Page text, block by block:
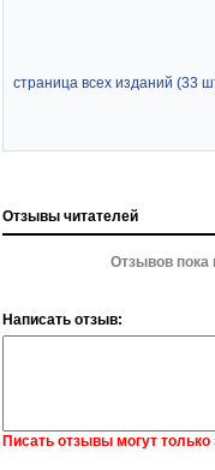
страница всех изданий (33
Отзывы читателей
Отзывов пока
Написать отзыв:
Писать отзывы могут только